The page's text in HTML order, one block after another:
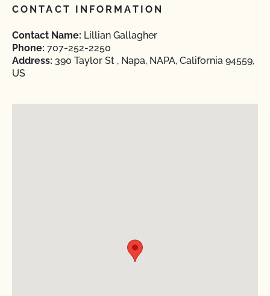
CONTACT INFORMATION
Contact Name: Lillian Gallagher
Phone: 707-252-2250
Address: 390 Taylor St , Napa, NAPA, California 94559,
US